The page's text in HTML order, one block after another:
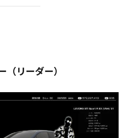
（リーダー）